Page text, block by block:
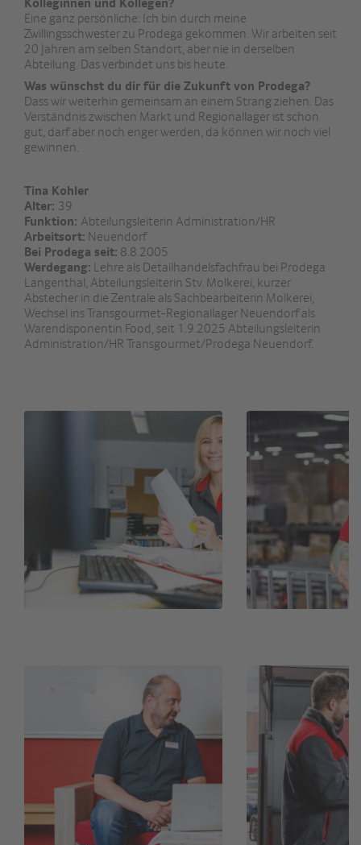
Eine ganz persönliche: Ich bin durch meine
Zwillingsschwester zu Prodega gekommen. Wir arbeiten seit
20 Jahren am selben Standort, aber nie in derselben
Abteilung. Das verbindet uns bis heute.
Was wünschst du dir für die Zukunft von Prodega?
Dass wir weiterhin gemeinsam an einem Strang ziehen. Das
Verständnis zwischen Markt und Regionallager ist schon
gut, darf aber noch enger werden, da können wir noch viel
gewinnen.
Tina Kohler
Alter: 39
Funktion: Abteilungsleiterin Administration/HR
Arbeitsort: Neuendorf
Bei Prodega seit: 8.8.2005
Werdegang: Lehre als Detailhandelsfachfrau bei Prodega
Langenthal, Abteilungsleiterin Stv. Molkerei, kurzer
Abstecher in die Zentrale als Sachbearbeiterin Molkerei,
Wechsel ins Transgourmet-Regionallager Neuendorf als
Warendisponentin Food, seit 1.9.2025 Abteilungsleiterin
Administration/HR Transgourmet/Prodega Neuendorf.